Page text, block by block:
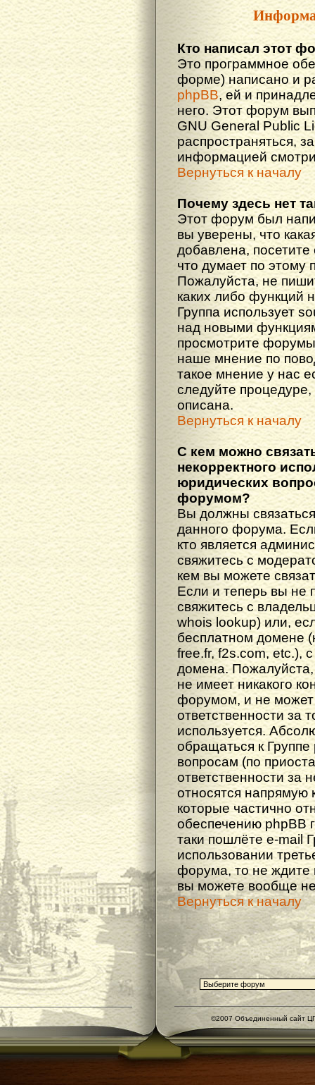
Кто написал этот
Это программное
форме) написано и
phpBB, ей и
него. Этот форум
GNU General Public
распространяться,
информацией
Вернуться к началу
Почему здесь нет
Этот форум был
вы уверены, что
добавлена,
что думает по этому
Пожалуйста, не
каких либо функций
Группа использует
над новыми
просмотрите
наше мнение по
такое мнение у нас
следуйте процедуре,
описана.
Вернуться к началу
С кем можно
некорректного
юридических
форумом?
Вы должны
данного форума.
кто является
свяжитесь с
кем вы можете
Если и теперь вы не
свяжитесь с
whois lookup) или,
бесплатном домене
free.fr, f2s.com, etc.),
домена. Пожалуйста,
не имеет никакого
форумом, и не может
ответственности за
используется.
обращаться к
вопросам (по
ответственности за
относятся напрямую
которые частично
обеспечению phpBB
таки пошлёте e-mail
использовании
форума, то не ждите
вы можете вообще не
Вернуться к началу
©2007 Объединенный сайт